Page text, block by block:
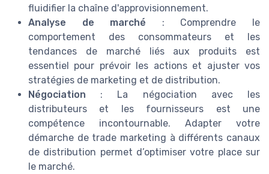
fluidifier la chaîne d'approvisionnement.
Analyse de marché : Comprendre le
comportement des consommateurs et les
tendances de marché liés aux produits est
essentiel pour prévoir les actions et ajuster vos
stratégies de marketing et de distribution.
Négociation : La négociation avec les
distributeurs et les fournisseurs est une
compétence incontournable. Adapter votre
démarche de trade marketing à différents canaux
de distribution permet d’optimiser votre place sur
le marché.